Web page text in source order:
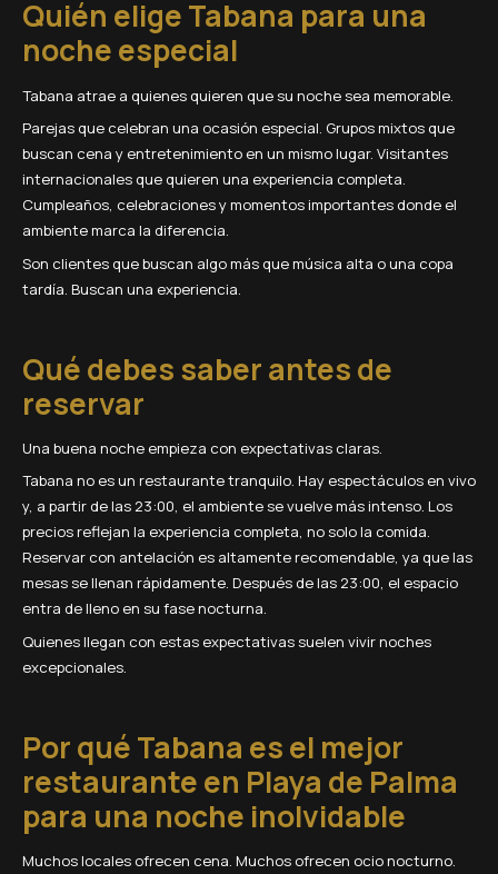
Quién elige Tabana para una
noche especial
Tabana atrae a quienes quieren que su noche sea memorable.
Parejas que celebran una ocasión especial. Grupos mixtos que
buscan cena y entretenimiento en un mismo lugar. Visitantes
internacionales que quieren una experiencia completa.
Cumpleaños, celebraciones y momentos importantes donde el
ambiente marca la diferencia.
Son clientes que buscan algo más que música alta o una copa
tardía. Buscan una experiencia.
Qué debes saber antes de
reservar
Una buena noche empieza con expectativas claras.
Tabana no es un restaurante tranquilo. Hay espectáculos en vivo
y, a partir de las 23:00, el ambiente se vuelve más intenso. Los
precios reflejan la experiencia completa, no solo la comida.
Reservar con antelación es altamente recomendable, ya que las
mesas se llenan rápidamente. Después de las 23:00, el espacio
entra de lleno en su fase nocturna.
Quienes llegan con estas expectativas suelen vivir noches
excepcionales.
Por qué Tabana es el mejor
restaurante en Playa de Palma
para una noche inolvidable
Muchos locales ofrecen cena. Muchos ofrecen ocio nocturno.